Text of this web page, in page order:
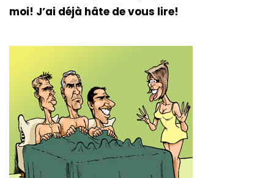
moi! J’ai déjà hâte de vous lire!